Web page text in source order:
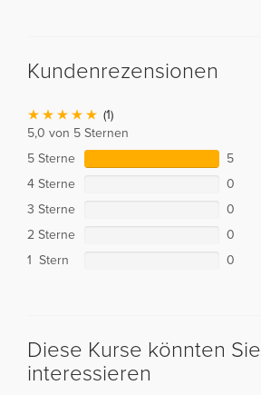
Kundenrezensionen
(1)
5,0 von 5 Sternen
5 Sterne
5
4 Sterne
0
3 Sterne
0
2 Sterne
0
1 Stern
0
Diese Kurse könnten Sie
interessieren